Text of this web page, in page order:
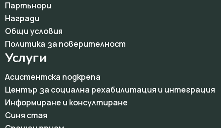
Партьнори
Награди
Общи условия
Политика за поверителност
Услуги
Асистентска подкрепа
Център за социална рехабилитация и интеграция
Информиране и консултиране
Синя стая